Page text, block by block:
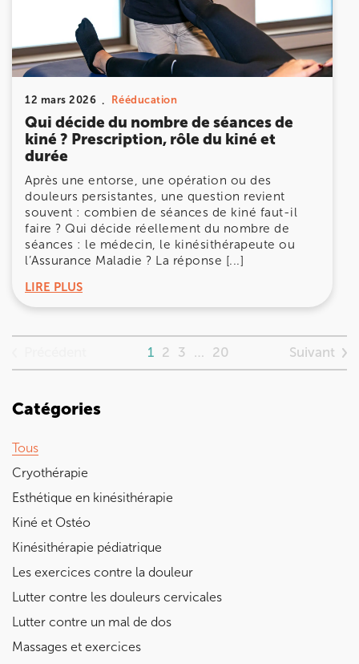
12 mars 2026 Rééducation
Qui décide du nombre de séances de
kiné ? Prescription, rôle du kiné et
durée
Après une entorse, une opération ou des
douleurs persistantes, une question revient
souvent : combien de séances de kiné faut-il
faire ? Qui décide réellement du nombre de
séances : le médecin, le kinésithérapeute ou
l’Assurance Maladie ? La réponse [...]
LIRE PLUS
1 2 3 … 20 Suivant
Catégories
Tous
Cryothérapie
Esthétique en kinésithérapie
Kiné et Ostéo
Kinésithérapie pédiatrique
Les exercices contre la douleur
Lutter contre les douleurs cervicales
Lutter contre un mal de dos
Massages et exercices